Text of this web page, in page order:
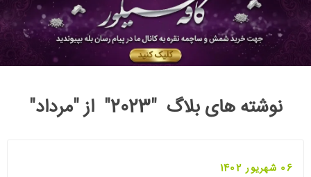
نوشته های بلاگ "2023" از "مرداد"
06 شهریور 1402